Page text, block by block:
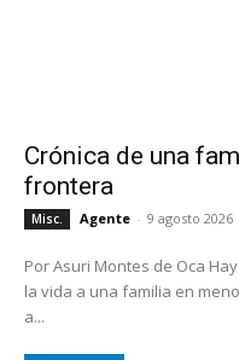
Crónica de una
frontera
Misc. Agente - 9 agosto 2026
Por Asuri Montes de Oca
la vida a una familia en
a...